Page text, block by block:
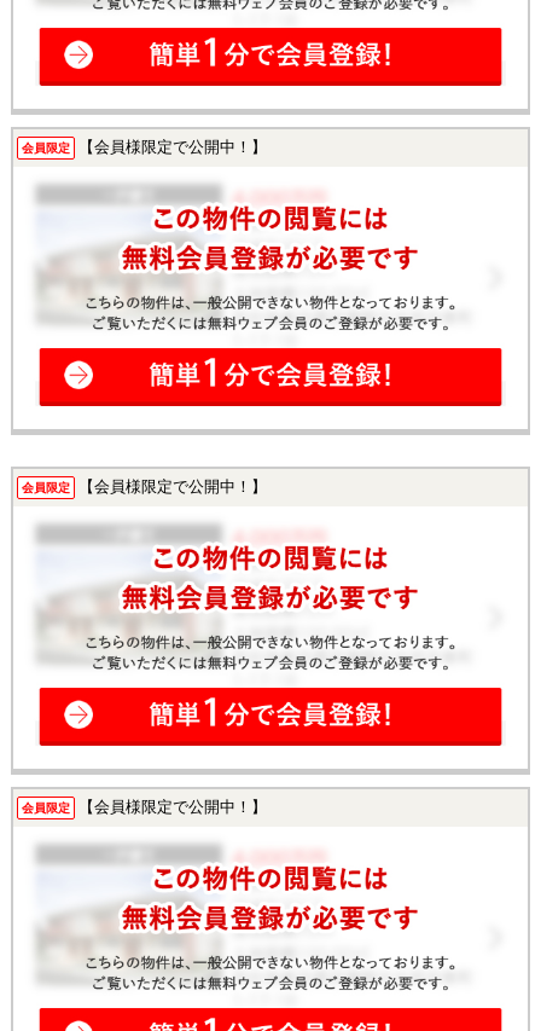
会員限定 【会員様限定で公開中！】
会員限定 【会員様限定で公開中！】
会員限定 【会員様限定で公開中！】